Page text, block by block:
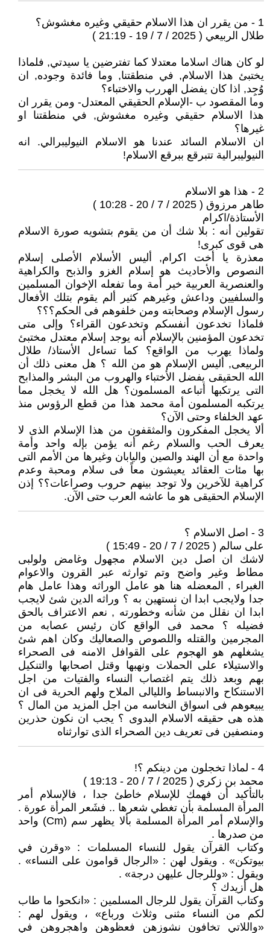
1 - من يقرر ان هذا الاسلام حقيقي وغيره مغشوش؟
طلال الربيعي ( 2025 / 7 / 19 - 21:19 )
لو كان هناك اسلاما معتدلا كما تفترضين يا سيدتي, فلماذا
يختبئ هذا الاسلام, في منطقتنا, وما فائدة وجوده, ان
وُجِِد, اذا كان يفضل الهررب والاختباء؟
وما المقصود ب -الإسلام الحقيقي المعتدل- ومن يقرر ان
هذا الاسلام حقيقي وغيره مغشوش, في منطقتنا او
غيرها؟
ان الاسلام السائد عندنا هو الاسلام النيوليبرالي. انه
النيوليبرالية تتبرقع ببرقع الاسلام!
2 - هذا هو الاسلام
طاهر مرزوق ( 2025 / 7 / 20 - 10:28 )
الأستاذة/اكرام
تقولين أنه : بلا شك أن من يقوم بتشويه صورة الاسلام
هى قوى كبرى!
معذرة يا أخت اكرام, أليس الأسلام الأصلى إسلام
النصوص والأحاديث هو إسلام الغزو والذبح والكراهية
والعنصرية العربية خير أمة وما تفعله الإخوان المسلمين
والسلفيين وداعش وغيرهم كثير ألم يقوم بتلك الأفعال
رسول الإسلام وصحابته ومن خلفوهم فى الحكم؟؟؟
فلماذا تخدعون أنفسكم وتخدعون القراء؟ وإلى متى
تخدعون المؤمنين بالإسلام أنه يوجد إسلام معتدل مختبئ
ولماذا يهرب من الواقع؟ كما تساءل الأستاذ/ طلال
الربيعى, أليس الإسلام هو من الله ؟ هل معنى ذلك أن
الله الحقيقى يفضل الأختباء والهروب من البشر والمذابح
التى يرتكبها أتباعه المسلمون؟ هل الله لا يخجل مما
يرتكبه المسلمون أمة محمد هذا من قطع الرؤوس منذ
عهد الخلفاء وحتى الآن؟
ألا يخجل المفكرون والمثقفون من هذا الإسلام الذى لا
يعرف الحب والسلام رغم أنه يؤمن بإله واحد وأمة
واحدة مع أن الهند والصين واليابان وغيرها من الأمم التى
بها مئات العقائد يعيشون معاً فى سلام ومحبة وعدم
كراهية للآخرين ولا توجد بينهم حروب وصراعات؟؟ إذن
الإسلام الحقيقى هو ما عاشه العرب حتى الآن.
3 - اصل الاسلام ؟
على سالم ( 2025 / 7 / 20 - 15:49 )
لاشك ان اصل دين الاسلام مجهول وغامض ولولبى
مطاط وغير واضح وتم توارثه عبر القرون والاعوام
الغبراء , المعضله هنا هو عامل الوراثه وهذا عامل هام
جدا ولايجب ابدا ان نستهين به ؟ وراثه الدين شئ لايجب
ابدا ان نقلل من شأنه وخطورته , نعم الاعتراف بالحق
فضيله ؟ محمد فى الواقع كان رئيس عصابه من
المجرمين والقتله واللصوص والصعاليك وكان اهم شئ
يشغلهم هو الهجوم على القوافل الامنه فى الصحراء
والاستيلاء على الحملات ونهبها وقتل اصحابها والتنكيل
بهم وبعد ذلك يتم اغتصاب النساء والفتيات من اجل
الاستنكاح والانبساط والليالى الملاح ولهم الحرية فى ان
يبيعوهم فى اسواق النخاسه من اجل المزيد من المال ؟
هذه هى حقيقه الاسلام البدوى ؟ يجب ان نكون حذرين
ومنصفين فى تعريف دين الصحراء الذى توارثناه
4 - لماذا تخجلون من دينكم ؟!
محمد بن زكري ( 2025 / 7 / 20 - 19:13 )
بالتأكيد أن فهمك للإسلام خاطئ جدا ، فالإسلام أمر
المرأة المسلمة بأن تغطي شعرها .. فشَعر المرأة عورة .
والإسلام أمر المرأة المسلمة بألا يظهر سم (Cm) واحد
من صدرها .
وكتاب القرآن يقول للنساء المسلمات : «وقرن في
بيوتكن» . ويقول لهن : «الرجال قوامون على النساء» .
ويقول : «وللرجال عليهن درجة» .
هل أزيدك ؟
وكتاب القرآن يقول للرجال المسلمين : «انكحوا ما طاب
لكم من النساء مثنى وثلاث ورباع» ، ويقول لهم :
«واللاتي تخافون نشوزهن فعظوهن واهجروهن في